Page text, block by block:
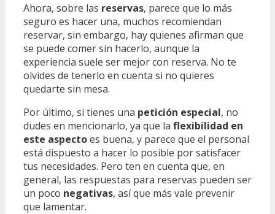
Ahora, sobre las reservas, parece que lo más
seguro es hacer una, muchos recomiendan
reservar, sin embargo, hay quienes afirman que
se puede comer sin hacerlo, aunque la
experiencia suele ser mejor con reserva. No te
olvides de tenerlo en cuenta si no quieres
quedarte sin mesa.
Por último, si tienes una petición especial, no
dudes en mencionarlo, ya que la flexibilidad en
este aspectoes buena, y parece que el personal
está dispuesto a hacer lo posible por satisfacer
tus necesidades. Pero ten en cuenta que, en
general, las respuestas para reservas pueden ser
un poco negativas, así que más vale prevenir
que lamentar.